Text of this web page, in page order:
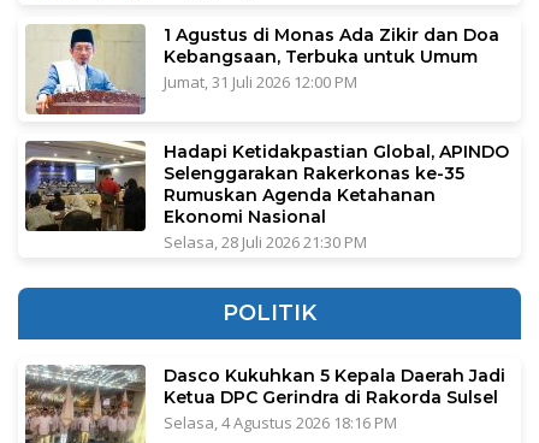
1 Agustus di Monas Ada Zikir dan Doa
Kebangsaan, Terbuka untuk Umum
Jumat, 31 Juli 2026 12:00 PM
Hadapi Ketidakpastian Global, APINDO
Selenggarakan Rakerkonas ke-35
Rumuskan Agenda Ketahanan
Ekonomi Nasional
Selasa, 28 Juli 2026 21:30 PM
POLITIK
Dasco Kukuhkan 5 Kepala Daerah Jadi
Ketua DPC Gerindra di Rakorda Sulsel
Selasa, 4 Agustus 2026 18:16 PM